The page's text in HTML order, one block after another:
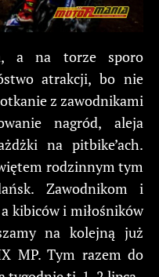
a na torze sporo
atrakcji, bo nie
z zawodnikami
nagród, aleja
na pitbike’ach.
rodzinnym tym
Zawodnikom i
kibiców i miłośników
na kolejną już
MP. Tym razem do